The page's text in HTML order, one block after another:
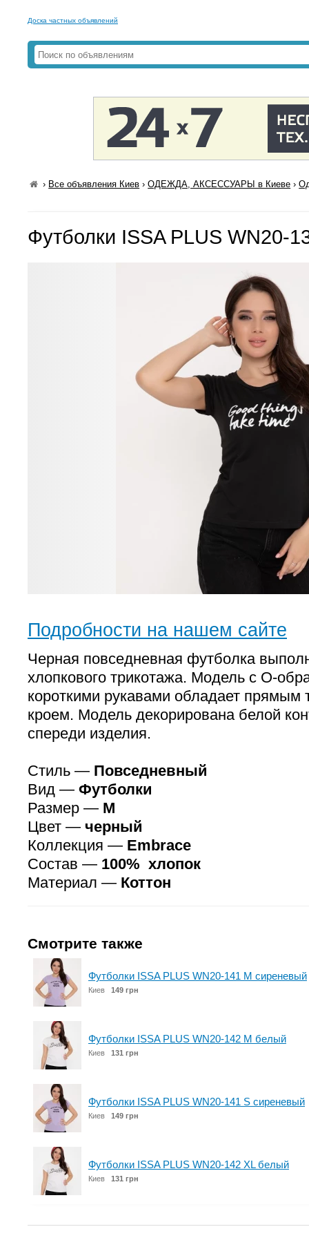
Доска частных объявлений
› Все объявления Киев ›ОДЕЖДА, АКСЕССУАРЫ в Киеве ›
Футболки ISSA PLUS WN20-
Подробности на нашем сайте
Черная повседневная футболка
хлопкового трикотажа. Модель с О-
короткими рукавами обладает прямым
кроем. Модель декорирована белой
спереди изделия.
Стиль — Повседневный
Вид — Футболки
Размер — M
Цвет — черный
Коллекция — Embrace
Состав — 100% хлопок
Материал — Коттон
Смотрите также
Футболки ISSA PLUS WN20-141 M сиреневый
Киев 149 грн
Футболки ISSA PLUS WN20-142 M белый
Киев 131 грн
Футболки ISSA PLUS WN20-141 S сиреневый
Киев 149 грн
Футболки ISSA PLUS WN20-142 XL белый
Киев 131 грн